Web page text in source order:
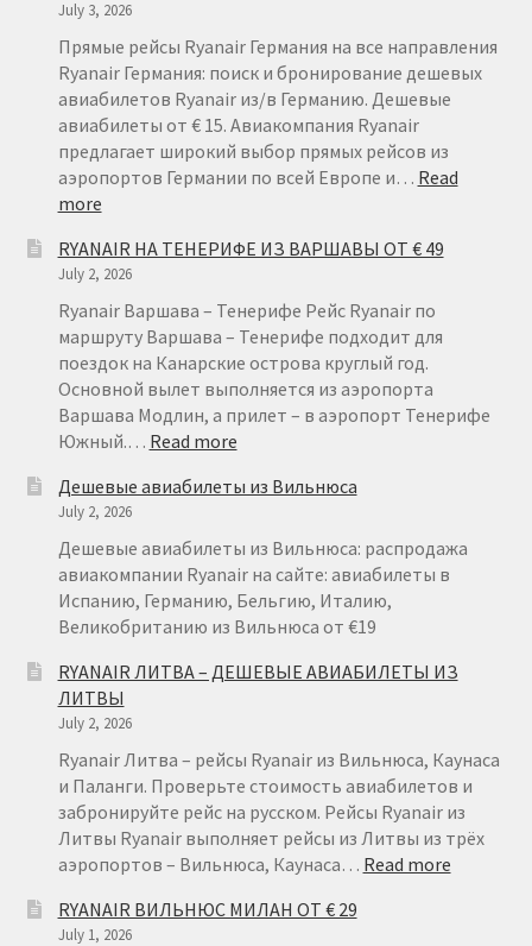
July 3, 2026
Прямые рейсы Ryanair Германия на все направления
Ryanair Германия: поиск и бронирование дешевых
авиабилетов Ryanair из/в Германию. Дешевые
авиабилеты от € 15. Авиакомпания Ryanair
предлагает широкий выбор прямых рейсов из
аэропортов Германии по всей Европе и… Read
more:
ГЕРМАНИЯ
ОТ
€
15
RYANAIR НА ТЕНЕРИФЕ ИЗ ВАРШАВЫ ОТ € 49
July 2, 2026
Ryanair Варшава – Тенерифе Рейс Ryanair по
маршруту Варшава – Тенерифе подходит для
поездок на Канарские острова круглый год.
Основной вылет выполняется из аэропорта
Варшава Модлин, а прилет – в аэропорт Тенерифе
Южный.… Read more:
НА
ИЗ
ВАРШАВЫ
ОТ
€
Дешевые авиабилеты из Вильнюса
July 2, 2026
Дешевые авиабилеты из Вильнюса: распродажа
авиакомпании Ryanair на сайте: авиабилеты в
Испанию, Германию, Бельгию, Италию,
Великобританию из Вильнюса от €19
RYANAIR ЛИТВА – ДЕШЕВЫЕ АВИАБИЛЕТЫ ИЗ
ЛИТВЫ
July 2, 2026
Ryanair Литва – рейсы Ryanair из Вильнюса, Каунаса
и Паланги. Проверьте стоимость авиабилетов и
забронируйте рейс на русском. Рейсы Ryanair из
Литвы Ryanair выполняет рейсы из Литвы из трёх
аэропортов – Вильнюса, Каунаса… Read more:
RYANAIR ВИЛЬНЮС МИЛАН ОТ € 29
July 1, 2026